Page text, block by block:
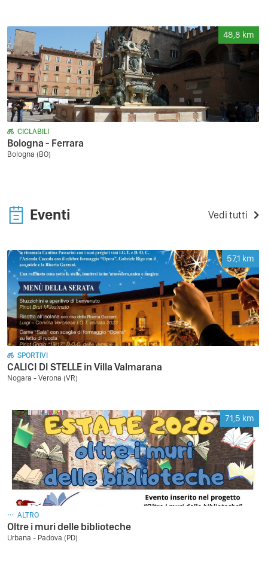
48,8 km
CICLABILI
Bologna - Ferrara
Bologna (BO)
Eventi Vedi tutti
57,1 km
SPORTIVI
CALICI DI STELLE in Villa Valmarana
Nogara - Verona (VR)
71,5 km
ALTRO
Oltre i muri delle biblioteche
Urbana - Padova (PD)